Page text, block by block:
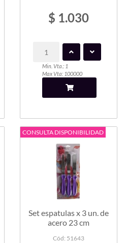
$ 1.030
Min. Vta.: 1
Max Vta: 100000
CONSULTA DISPONIBILIDAD
Set espatulas x 3 un. de
acero 23 cm
Cód: 51643